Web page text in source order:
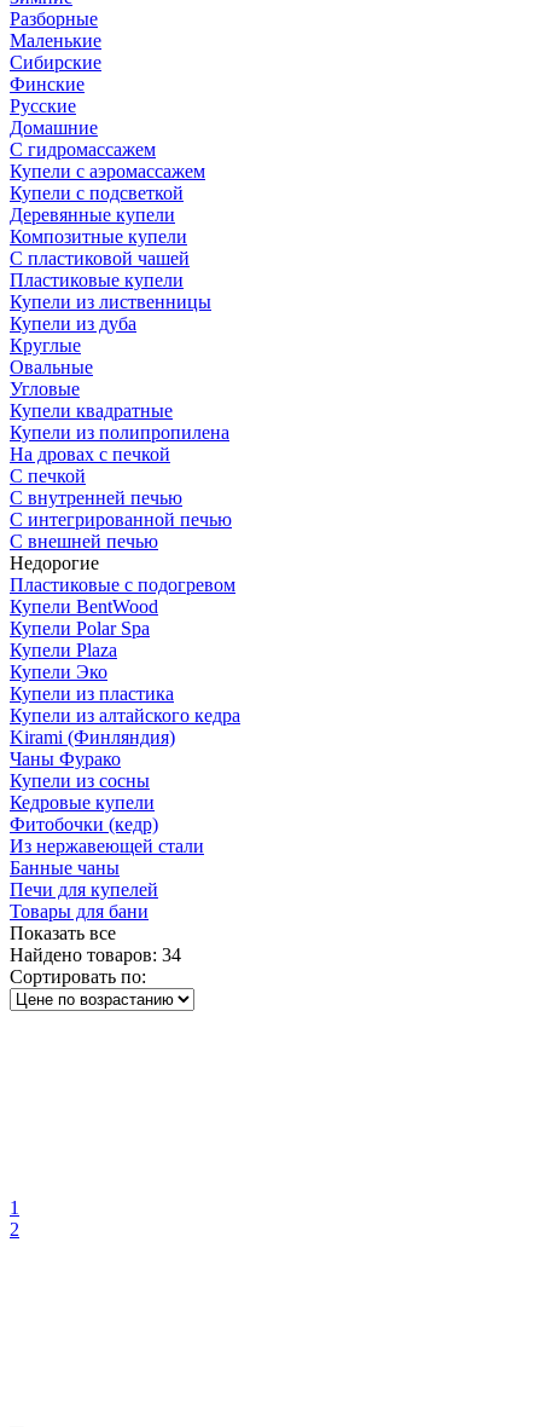
Разборные
Маленькие
Сибирские
Финские
Русские
Домашние
С гидромассажем
Купели с аэромассажем
Купели с подсветкой
Деревянные купели
Композитные купели
С пластиковой чашей
Пластиковые купели
Купели из лиственницы
Купели из дуба
Круглые
Овальные
Угловые
Купели квадратные
Купели из полипропилена
На дровах с печкой
С печкой
С внутренней печью
С интегрированной печью
С внешней печью
Недорогие
Пластиковые с подогревом
Купели BentWood
Купели Polar Spa
Купели Plaza
Купели Эко
Купели из пластика
Купели из алтайского кедра
Kirami (Финляндия)
Чаны Фурако
Купели из сосны
Кедровые купели
Фитобочки (кедр)
Из нержавеющей стали
Банные чаны
Печи для купелей
Товары для бани
Показать все
Найдено товаров: 34
Сортировать по:
1
2